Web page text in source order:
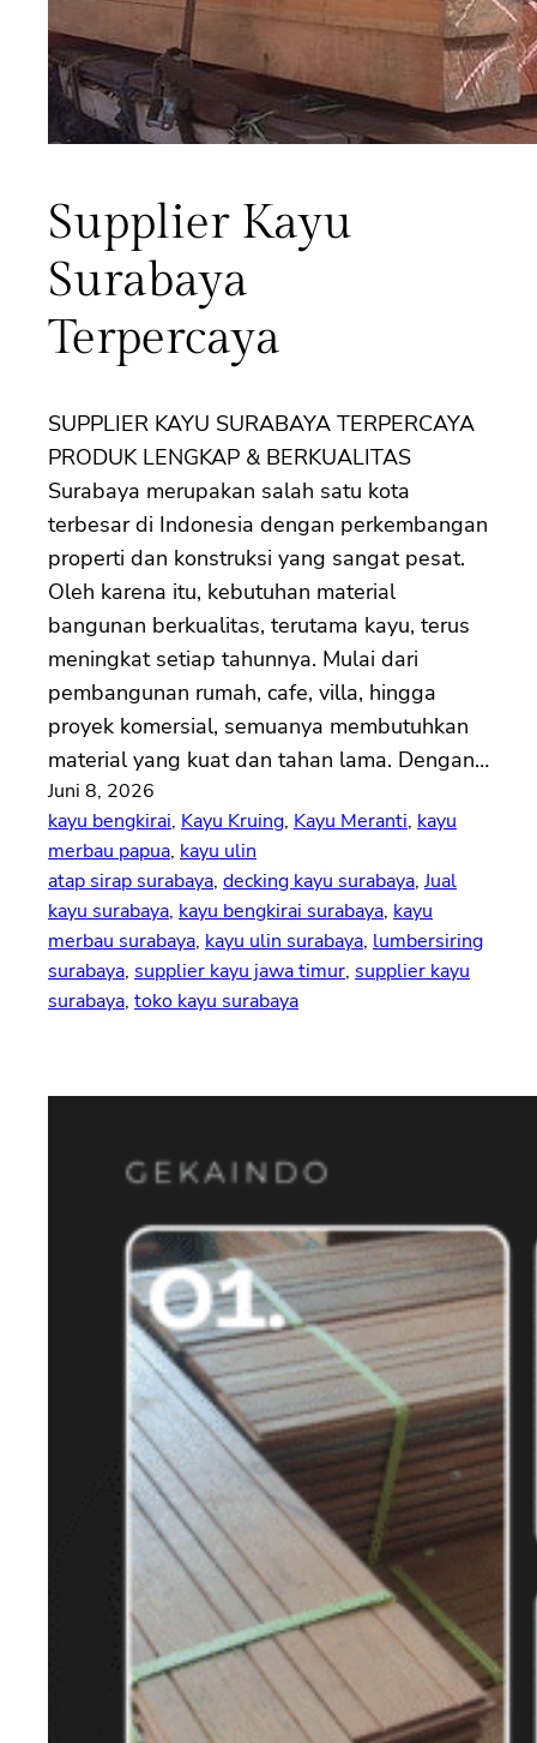
Supplier Kayu
Surabaya
Terpercaya
SUPPLIER KAYU SURABAYA TERPERCAYA
PRODUK LENGKAP & BERKUALITAS
Surabaya merupakan salah satu kota
terbesar di Indonesia dengan perkembangan
properti dan konstruksi yang sangat pesat.
Oleh karena itu, kebutuhan material
bangunan berkualitas, terutama kayu, terus
meningkat setiap tahunnya. Mulai dari
pembangunan rumah, cafe, villa, hingga
proyek komersial, semuanya membutuhkan
material yang kuat dan tahan lama. Dengan…
Juni 8, 2026
kayu bengkirai, Kayu Kruing, Kayu Meranti, kayu
merbau papua, kayu ulin
atap sirap surabaya, decking kayu surabaya, Jual
kayu surabaya, kayu bengkirai surabaya, kayu
merbau surabaya, kayu ulin surabaya, lumbersiring
surabaya, supplier kayu jawa timur, supplier kayu
surabaya, toko kayu surabaya